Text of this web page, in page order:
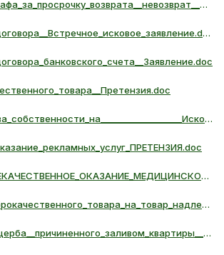
о_взыскании_штрафа_за_просрочку_возврата__невозврат__тары__Исковое_заявление.doc
о_расторжении_договора__Встречное_исковое_заявление.doc
о_признании_права_собственности_на___________________Исковое_заявление.doc
ПРЕТЕНЗИЯ_НА_НЕКАЧЕСТВЕННОЕ_ОКАЗАНИЕ_МЕДИЦИНСКОЙ_УСЛУГИ.doc
об_обмене_недоброкачественного_товара_на_товар_надлежащего_качества__Исковое_заявление.doc
о_возмещении_ущерба__причиненного_заливом_квартиры__Исковое_заявление.doc